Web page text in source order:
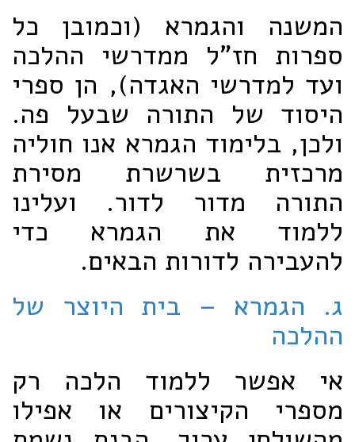
המשנה והגמרא (וכמובן כל
ספרות חז"ל ממדרשי ההלכה
ועד למדרשי האגדה), הן ספרי
היסוד של התורה שבעל פה.
ולכן, בלימוד הגמרא אנו חוליה
מרכזית בשרשרת מסירת
התורה מדור לדור. ועלינו
ללמוד את הגמרא כדי
להעבירה לדורות הבאים.
ג. הגמרא – בית היוצר של
ההלכה
אי אפשר ללמוד הלכה רק
מספרי הקיצורים או אפילו